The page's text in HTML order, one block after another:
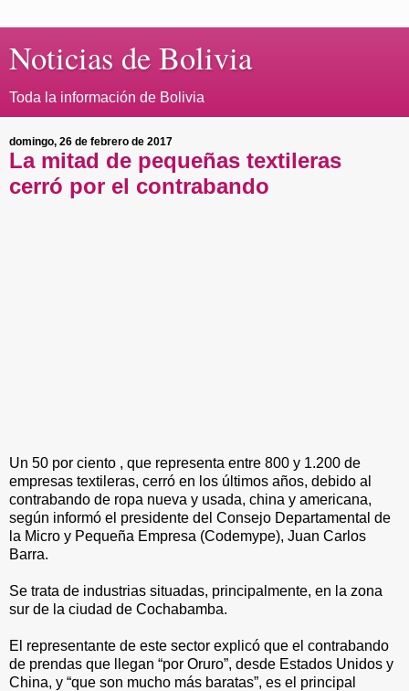
Noticias de Bolivia
Toda la información de Bolivia
domingo, 26 de febrero de 2017
La mitad de pequeñas textileras
cerró por el contrabando
Un 50 por ciento , que representa entre 800 y 1.200 de
empresas textileras, cerró en los últimos años, debido al
contrabando de ropa nueva y usada, china y americana,
según informó el presidente del Consejo Departamental de
la Micro y Pequeña Empresa (Codemype), Juan Carlos
Barra.
Se trata de industrias situadas, principalmente, en la zona
sur de la ciudad de Cochabamba.
El representante de este sector explicó que el contrabando
de prendas que llegan “por Oruro”, desde Estados Unidos y
China, y “que son mucho más baratas”, es el principal